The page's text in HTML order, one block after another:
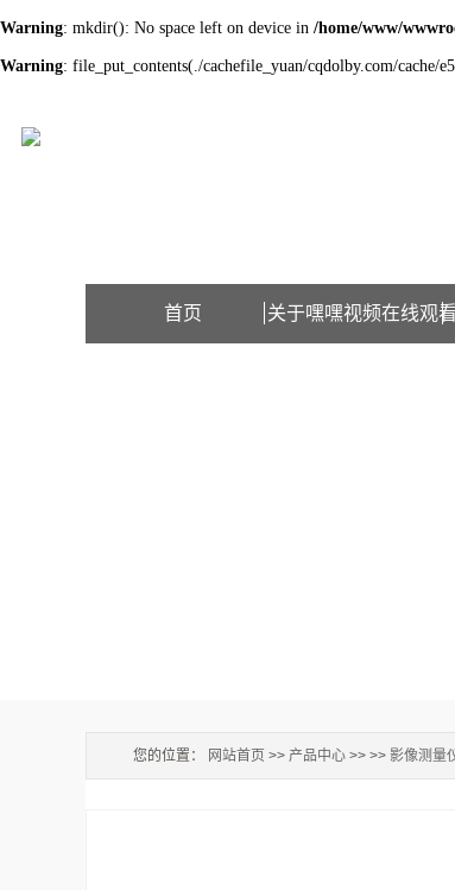
Warning: mkdir(): No space left on device in /home/www/
Warning: file_put_contents(./cachefile_yuan/cqdolby.com/
首页 关于嘿嘿视频在线观看
您的位置： 网站首页 >> 产品中心 >> >> 影像测量